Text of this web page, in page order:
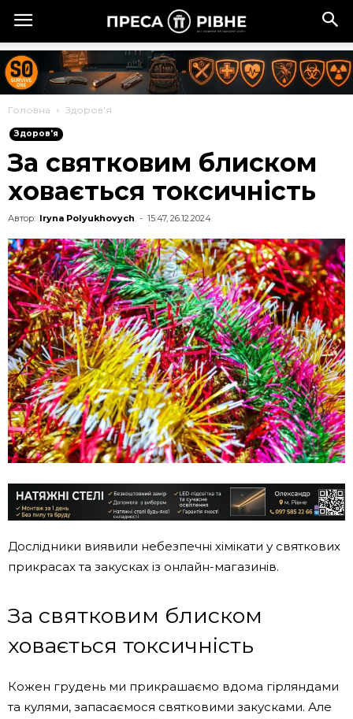
Головна Здоров'я
Здоров'я
За святковим блиском
ховається токсичність
Автор: Iryna Polyukhovych - 15:47, 26.12.2024
Дослідники виявили небезпечні хімікати у святкових
прикрасах та закусках із онлайн-магазинів.
За святковим блиском
ховається токсичність
Кожен грудень ми прикрашаємо вдома гірляндами
та кулями, запасаємося святковими закусками. Але